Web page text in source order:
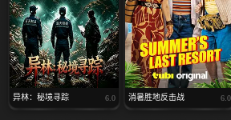
异林：秘境寻踪 6.0 消暑胜地反击战 6.0